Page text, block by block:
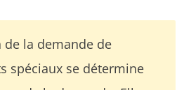
la demande de
spéciaux se détermine